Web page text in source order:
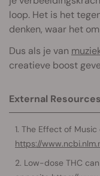
loop. Het is het
denken, waar het
Dus als je van
creatieve boost
External
The Effect of Music
https://
Low-dose THC